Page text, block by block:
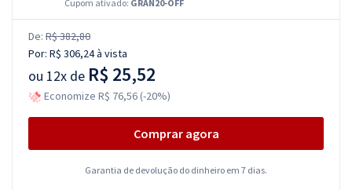
Cupom ativado: GRAN20-OFF
De: R$ 382,80
Por: R$ 306,24à vista
ou 12x de R$ 25,52
Economize R$ 76,56 (-20%)
Comprar agora
Garantia de devolução do dinheiro em 7 dias.